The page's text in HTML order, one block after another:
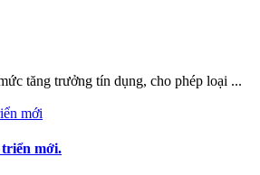
tăng trưởng tín dụng, cho phép loại ...
mới.